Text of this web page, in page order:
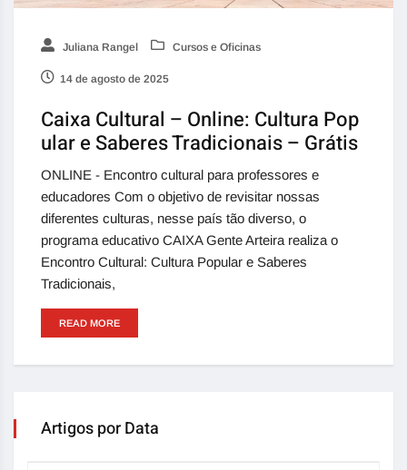
Juliana Rangel Cursos e Oficinas
14 de agosto de 2025
Caixa Cultural – Online: Cultura Pop
ular e Saberes Tradicionais – Grátis
ONLINE - Encontro cultural para professores e
educadores Com o objetivo de revisitar nossas
diferentes culturas, nesse país tão diverso, o
programa educativo CAIXA Gente Arteira realiza o
Encontro Cultural: Cultura Popular e Saberes
Tradicionais,
READ MORE
Artigos por Data